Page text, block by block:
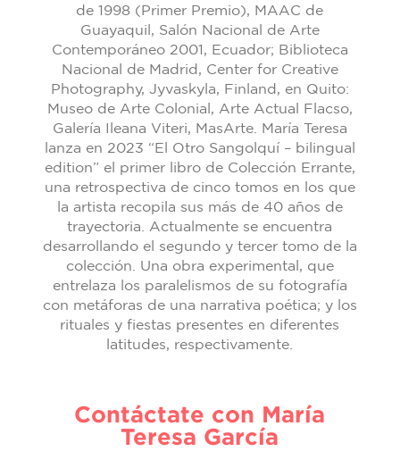
de 1998 (Primer Premio), MAAC de
Guayaquil, Salón Nacional de Arte
Contemporáneo 2001, Ecuador; Biblioteca
Nacional de Madrid, Center for Creative
Photography, Jyvaskyla, Finland, en Quito:
Museo de Arte Colonial, Arte Actual Flacso,
Galería Ileana Viteri, MasArte. María Teresa
lanza en 2023 “El Otro Sangolquí – bilingual
edition” el primer libro de Colección Errante,
una retrospectiva de cinco tomos en los que
la artista recopila sus más de 40 años de
trayectoria. Actualmente se encuentra
desarrollando el segundo y tercer tomo de la
colección. Una obra experimental, que
entrelaza los paralelismos de su fotografía
con metáforas de una narrativa poética; y los
rituales y fiestas presentes en diferentes
latitudes, respectivamente.
Contáctate con María
Teresa García